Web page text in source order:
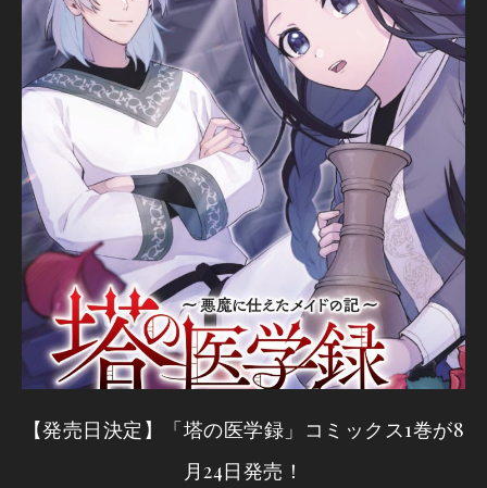
【発売日決定】「塔の医学録」コミックス1巻が8
月24日発売！